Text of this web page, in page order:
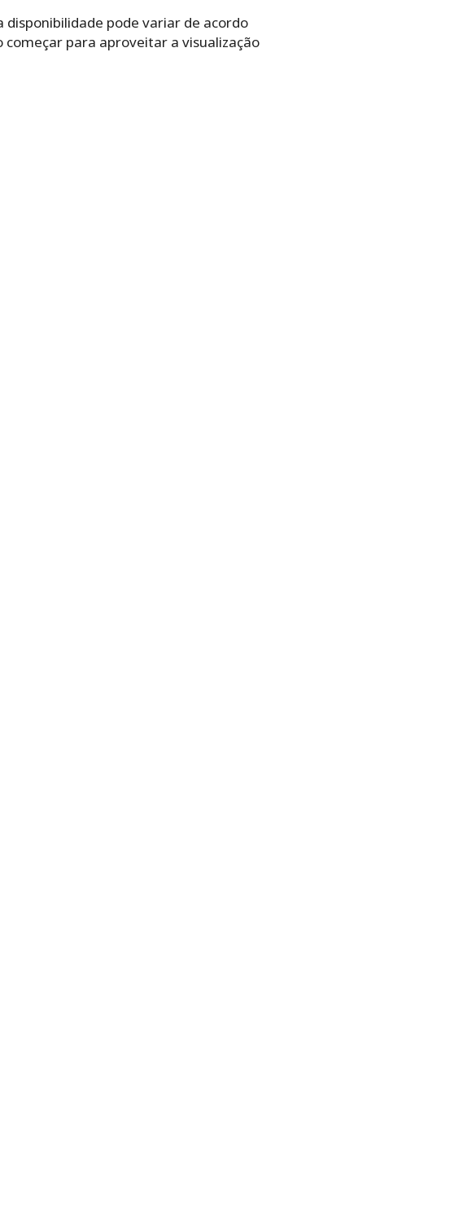
disponibilidade pode variar de acordo
para aproveitar a visualização